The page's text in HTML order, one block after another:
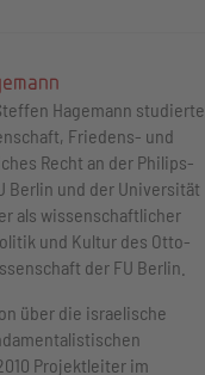
Hagemann studierte
Friedens- und
Recht an der Philips-
Berlin und der Universität
als wissenschaftlicher
und Kultur des Otto-
der FU Berlin.
über die israelische
Projektleiter im